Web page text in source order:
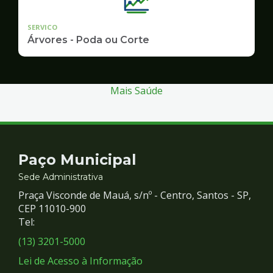
SERVICO
Árvores - Poda ou Corte
Mais Saúde
Contato
e
Redes
Sociais
Paço Municipal
Sede Administrativa
Praça Visconde de Mauá, s/nº - Centro, Santos - SP,
CEP 11010-900
Tel:
(13) 3201-5000
Lei de Acesso à Informação